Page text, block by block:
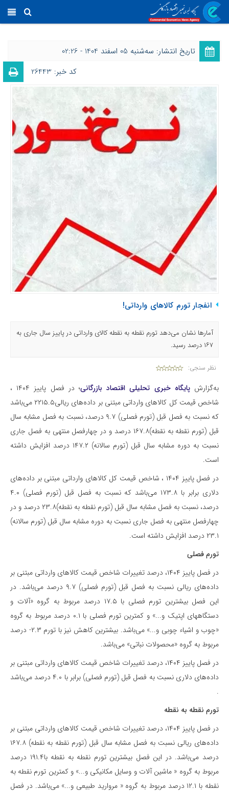
تاریخ انتشار: ﺳﻪشنبه 05 اسفند 1404 - 02:26
کد خبر: 26443
انفجار تورم کالاهای وارداتی!
آمارها نشان می‌دهد تورم نقطه به نقطه کالای وارداتی در پاییز سال جاری به
۱۶۷ درصد رسید.
نظر سنجی:
به‌گزارشپایگاه خبری تحلیلی اقتصاد بازرگانی
؛ در فصل پاییز ۱۴۰۴ ،
شاخص قیمت کل کالاهای وارداتی مبتنی بر داده‌های ریالی۲۲۱۵.۵ می‌باشد
که نسبت به فصل قبل (تورم فصلی) ۹.۷ درصد، نسبت به فصل مشابه سال
قبل (تورم نقطه به نقطه)۱۶۷.۸ درصد و در چهارفصل منتهی به فصل جاری
نسبت به دوره مشابه سال قبل (تورم سالانه) ۱۴۷.۲ درصد افزایش داشته
است.
در فصل پاییز ۱۴۰۴ ، شاخص قیمت کل کالاهای وارداتی مبتنی بر داده‌های
دلاری برابر با ۱۷۳.۸ می‌باشد که نسبت به فصل قبل (تورم فصلی) ۴.۰
درصد، نسبت به فصل مشابه سال قبل (تورم نقطه به نقطه)۲۳.۸ درصد و در
چهارفصل منتهی به فصل جاری نسبت به دوره مشابه سال قبل (تورم سالانه)
۲۳.۱ درصد افزایش داشته است.
تورم فصلی
در فصل پاییز ۱۴۰۴، درصد تغییرات شاخص قیمت کالاهای وارداتی مبتنی بر
داده‌های ریالی نسبت به فصل قبل (تورم فصلی) ۹.۷ درصد می‌باشد. در
این فصل بیشترین تورم فصلی با ۱۷.۵ درصد مربوط به گروه «آلات و
دستگاههای اپتیک و...» و کمترین تورم فصلی با ۰.۱ درصد مربوط به گروه
«چوب و اشیاء چوبی و...» می‌باشد. بیشترین کاهش نیز با تورم ۲.۳- درصد
مربوط به گروه «محصولات نباتی» می‌باشد.
در فصل پاییز ۱۴۰۴، درصد تغییرات شاخص قیمت کالاهای وارداتی مبتنی بر
داده‌های دلاری نسبت به فصل قبل (تورم فصلی) برابر با ۴.۰ درصد می‌باشد
.
تورم نقطه به نقطه
در فصل پاییز ۱۴۰۴، درصد تغییرات شاخص قیمت کالاهای وارداتی مبتنی بر
داده‌های ریالی نسبت به فصل مشابه سال قبل (تورم نقطه به نقطه) ۱۶۷.۸
درصد می‌باشد. در این فصل بیشترین تورم نقطه به نقطه با۱۹۱.۴ درصد
مربوط به گروه « ماشین آلات و وسایل مکانیکی و...» و کمترین تورم نقطه به
نقطه با ۱۲.۱ درصد مربوط به گروه « مروارید طبیعی و...» می‌باشد. در فصل